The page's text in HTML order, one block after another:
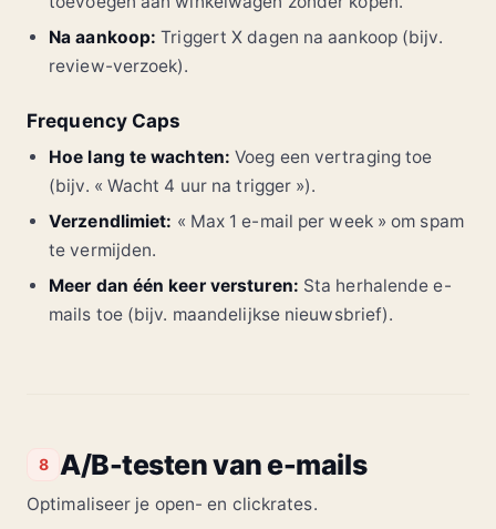
Na aankoop: Triggert X dagen na aankoop (bijv.
review-verzoek).
Frequency Caps
Hoe lang te wachten: Voeg een vertraging toe
(bijv. « Wacht 4 uur na trigger »).
Verzendlimiet: « Max 1 e-mail per week » om spam
te vermijden.
Meer dan één keer versturen: Sta herhalende e-
mails toe (bijv. maandelijkse nieuwsbrief).
8 A/B-testen van e-mails
Optimaliseer je open- en clickrates.